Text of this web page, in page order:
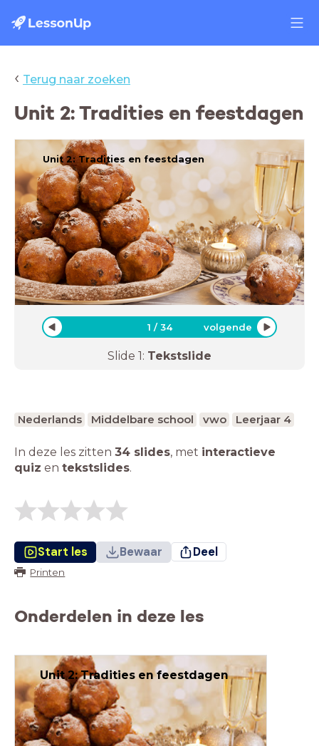
‹ Terug naar zoeken
Unit 2: Tradities en feestdagen
Unit 2: Tradities en feestdagen
1 /34 volgende
Slide 1: Tekstslide
Nederlands Middelbare school vwo Leerjaar 4
In deze les zitten 34 slides, met interactieve
quiz en tekstslides.
Start les Bewaar Deel
Printen
Onderdelen in deze les
Unit 2: Tradities en feestdagen